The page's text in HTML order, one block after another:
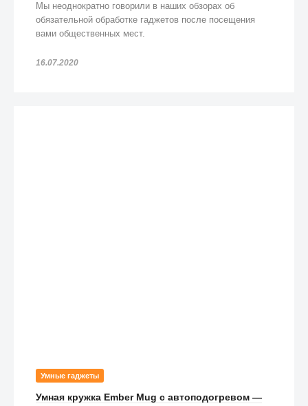
Мы неоднократно говорили в наших обзорах об
обязательной обработке гаджетов после посещения
вами общественных мест.
16.07.2020
Умные гаджеты
Умная кружка Ember Mug с автоподогревом —